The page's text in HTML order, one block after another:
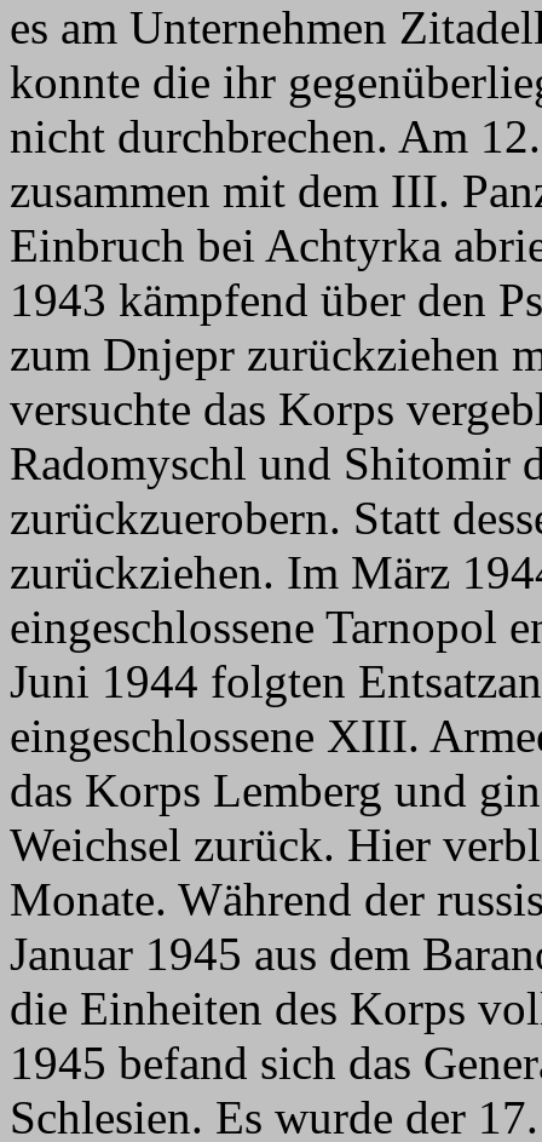
es am Unternehmen
konnte die ihr
nicht durchbrechen. Am
zusammen mit dem III.
Einbruch bei Achtyrka
1943 kämpfend über den
zum Dnjepr zurückziehen
versuchte das Korps
Radomyschl und Shitomir
zurückzuerobern. Statt
zurückziehen. Im März
eingeschlossene Tarnopol
Juni 1944 folgten
eingeschlossene XIII.
das Korps Lemberg und
Weichsel zurück. Hier
Monate. Während der
Januar 1945 aus dem
die Einheiten des Korps
1945 befand sich das
Schlesien. Es wurde der